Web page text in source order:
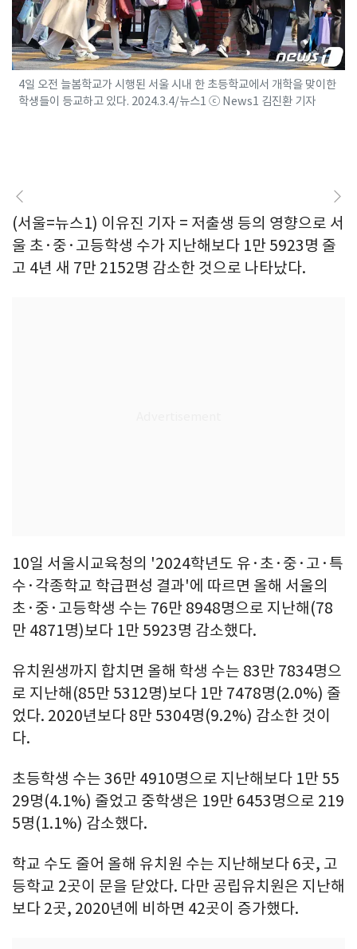
4일 오전 늘봄학교가 시행된 서울 시내 한 초등학교에서 개학을 맞이한
학생들이 등교하고 있다. 2024.3.4/뉴스1 ⓒ News1 김진환 기자
(서울=뉴스1) 이유진 기자 = 저출생 등의 영향으로 서
울 초·중·고등학생 수가 지난해보다 1만 5923명 줄
고 4년 새 7만 2152명 감소한 것으로 나타났다.
10일 서울시교육청의 '2024학년도 유·초·중·고·특
수·각종학교 학급편성 결과'에 따르면 올해 서울의
초·중·고등학생 수는 76만 8948명으로 지난해(78
만 4871명)보다 1만 5923명 감소했다.
유치원생까지 합치면 올해 학생 수는 83만 7834명으
로 지난해(85만 5312명)보다 1만 7478명(2.0%) 줄
었다. 2020년보다 8만 5304명(9.2%) 감소한 것이
다.
초등학생 수는 36만 4910명으로 지난해보다 1만 55
29명(4.1%) 줄었고 중학생은 19만 6453명으로 219
5명(1.1%) 감소했다.
학교 수도 줄어 올해 유치원 수는 지난해보다 6곳, 고
등학교 2곳이 문을 닫았다. 다만 공립유치원은 지난해
보다 2곳, 2020년에 비하면 42곳이 증가했다.